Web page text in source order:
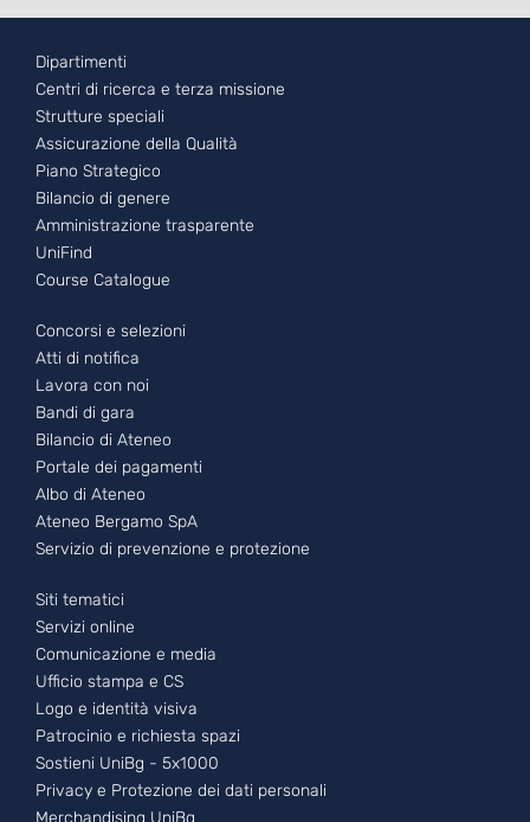
Footer - 1
Dipartimenti
Centri di ricerca e terza missione
Strutture speciali
Assicurazione della Qualità
Piano Strategico
Bilancio di genere
Amministrazione trasparente
UniFind
Course Catalogue
Footer - 2
Concorsi e selezioni
Atti di notifica
Lavora con noi
Bandi di gara
Bilancio di Ateneo
Portale dei pagamenti
Albo di Ateneo
Ateneo Bergamo SpA
Servizio di prevenzione e protezione
Footer - 3
Siti tematici
Servizi online
Comunicazione e media
Ufficio stampa e CS
Logo e identità visiva
Patrocinio e richiesta spazi
Sostieni UniBg - 5x1000
Privacy e Protezione dei dati personali
Merchandising UniBg